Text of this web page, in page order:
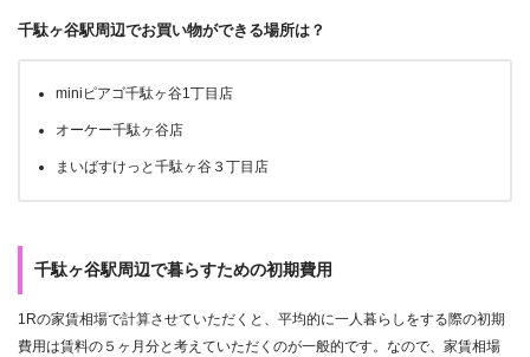
千駄ヶ谷駅周辺でお買い物ができる場所は？
miniピアゴ千駄ヶ谷1丁目店
オーケー千駄ヶ谷店
まいばすけっと千駄ヶ谷３丁目店
千駄ヶ谷駅周辺で暮らすための初期費用
1Rの家賃相場で計算させていただくと、平均的に一人暮らしをする際の初期
費用は賃料の５ヶ月分と考えていただくのが一般的です。なので、家賃相場